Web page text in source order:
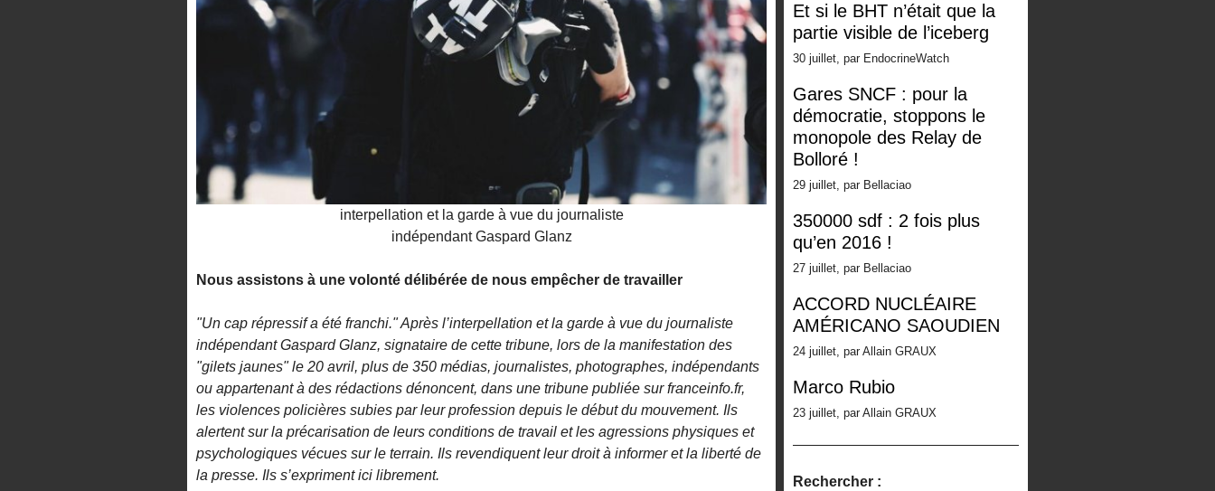
interpellation et la garde à vue du journaliste
indépendant Gaspard Glanz
Nous assistons à une volonté délibérée de nous empêcher de travailler
"Un cap répressif a été franchi." Après l’interpellation et la garde à vue du journaliste
indépendant Gaspard Glanz, signataire de cette tribune, lors de la manifestation des
"gilets jaunes" le 20 avril, plus de 350 médias, journalistes, photographes, indépendants
ou appartenant à des rédactions dénoncent, dans une tribune publiée sur franceinfo.fr,
les violences policières subies par leur profession depuis le début du mouvement. Ils
alertent sur la précarisation de leurs conditions de travail et les agressions physiques et
psychologiques vécues sur le terrain. Ils revendiquent leur droit à informer et la liberté de
la presse. Ils s’expriment ici librement.
Et si le BHT n’était que la
partie visible de l’iceberg
30 juillet, par EndocrineWatch
Gares SNCF : pour la
démocratie, stoppons le
monopole des Relay de
Bolloré !
29 juillet, par Bellaciao
350000 sdf : 2 fois plus
qu’en 2016 !
27 juillet, par Bellaciao
ACCORD NUCLÉAIRE
AMÉRICANO SAOUDIEN
24 juillet, par Allain GRAUX
Marco Rubio
23 juillet, par Allain GRAUX
Rechercher :